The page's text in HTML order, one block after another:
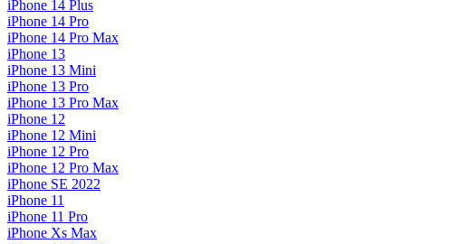
iPhone 14 Plus
iPhone 14 Pro
iPhone 14 Pro Max
iPhone 13
iPhone 13 Mini
iPhone 13 Pro
iPhone 13 Pro Max
iPhone 12
iPhone 12 Mini
iPhone 12 Pro
iPhone 12 Pro Max
iPhone SE 2022
iPhone 11
iPhone 11 Pro
iPhone Xs Max